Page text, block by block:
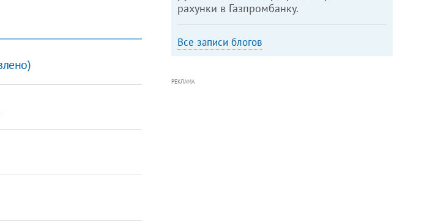
рахунки в Газпромбанку.
Все записи блогов
РЕКЛАМА